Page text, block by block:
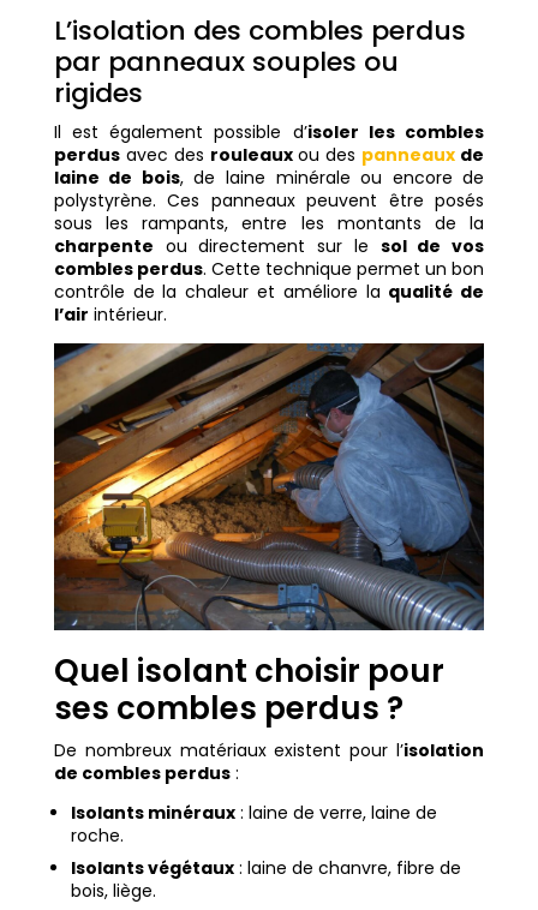
L’isolation des combles perdus
par panneaux souples ou
rigides
Il est également possible d’isoler les combles
perdusavec des rouleauxou des panneaux de
laine de bois, de laine minérale ou encore de
polystyrène. Ces panneaux peuvent être posés
sous les rampants, entre les montants de la
charpente ou directement sur le sol de vos
combles perdus. Cette technique permet un bon
contrôle de la chaleur et améliore la qualité de
l’air intérieur.
Quel isolant choisir pour
ses combles perdus ?
De nombreux matériaux existent pour l’isolation
de combles perdus:
Isolants minéraux: laine de verre, laine de
roche.
Isolants végétaux: laine de chanvre, fibre de
bois, liège.